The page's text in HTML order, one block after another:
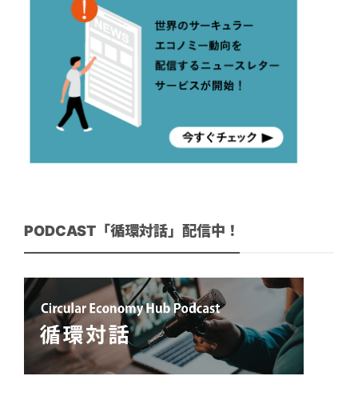
PODCAST「循環対話」配信中！